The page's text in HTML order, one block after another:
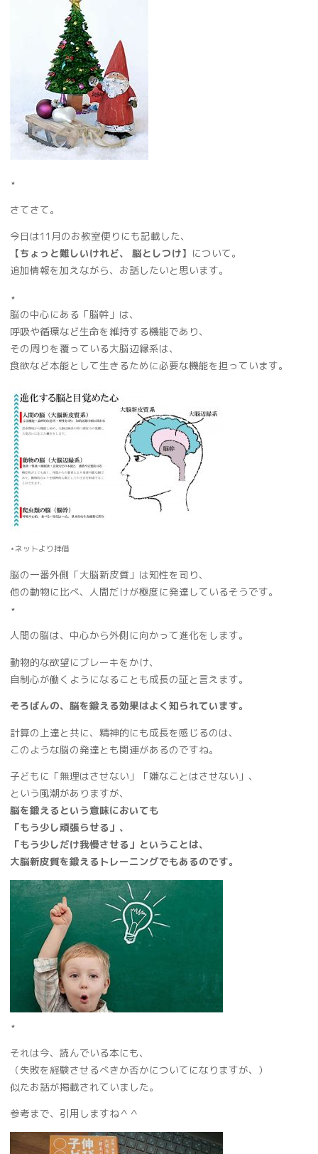
⋆
さてさて。
今日は11月のお教室便りにも記載した、
【ちょっと難しいけれど、 脳としつけ】 について。
追加情報を加えながら、お話したいと思います。
⋆
脳の中心にある「脳幹」は、
呼吸や循環など生命を維持する機能であり、
その周りを覆っている大脳辺縁系は、
食欲など本能として生きるために必要な機能を担っています。
⋆ネットより拝借
脳の一番外側「大脳新皮質」は知性を司り、
他の動物に比べ、人間だけが極度に発達しているそうです。
⋆
人間の脳は、中心から外側に向かって進化をします。
動物的な欲望にブレーキをかけ、
自制心が働くようになることも成長の証と言えます。
そろばんの、脳を鍛える効果はよく知られています。
計算の上達と共に、精神的にも成長を感じるのは、
このような脳の発達とも関連があるのですね。
子どもに「無理はさせない」「嫌なことはさせない」、
という風潮がありますが、
脳を鍛えるという意味においても
「もう少し頑張らせる」、
「もう少しだけ我慢させる」ということは、
大脳新皮質を鍛えるトレーニングでもあるのです。
⋆
それは今、読んでいる本にも、
（失敗を経験させるべきか否かについてになりますが、）
似たお話が掲載されていました。
参考まで、引用しますね＾＾